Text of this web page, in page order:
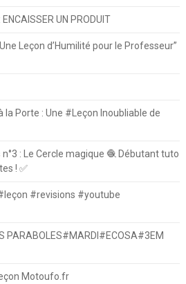
UN PRODUIT
Une Leçon d’Humilité pour le Professeur”
la Porte : Une #Leçon Inoubliable de
: Le Cercle magique 🧶 Débutant tuto
! ✅
#revisions #youtube
PARABOLES#MARDI#ECOSA#3EM
Motoufo.fr